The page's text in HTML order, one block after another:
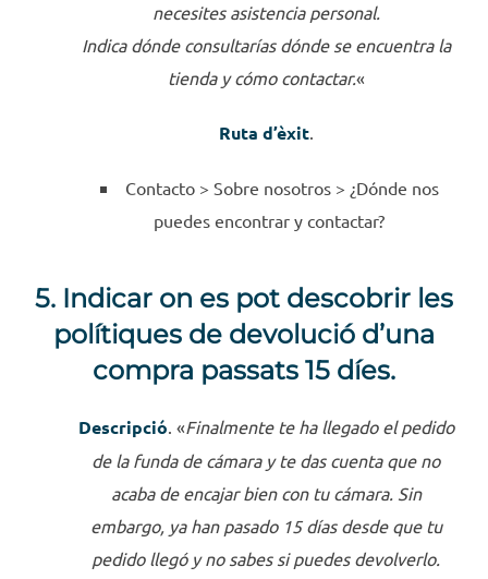
necesites asistencia personal.
Indica dónde consultarías dónde se encuentra la
tienda y cómo contactar.«
Ruta d’èxit.
Contacto > Sobre nosotros > ¿Dónde nos
puedes encontrar y contactar?
5. Indicar on es pot descobrir les
polítiques de devolució d’una
compra passats 15 díes.
Descripció. «Finalmente te ha llegado el pedido
de la funda de cámara y te das cuenta que no
acaba de encajar bien con tu cámara. Sin
embargo, ya han pasado 15 días desde que tu
pedido llegó y no sabes si puedes devolverlo.